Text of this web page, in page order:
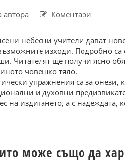
автора Коментари
небесни учители дават
изходи. Подробно са
Читателят ще получи ясно
човешко тяло.
упражнения са за онези,
и духовни
на издигането, а с надеждата,
може също да